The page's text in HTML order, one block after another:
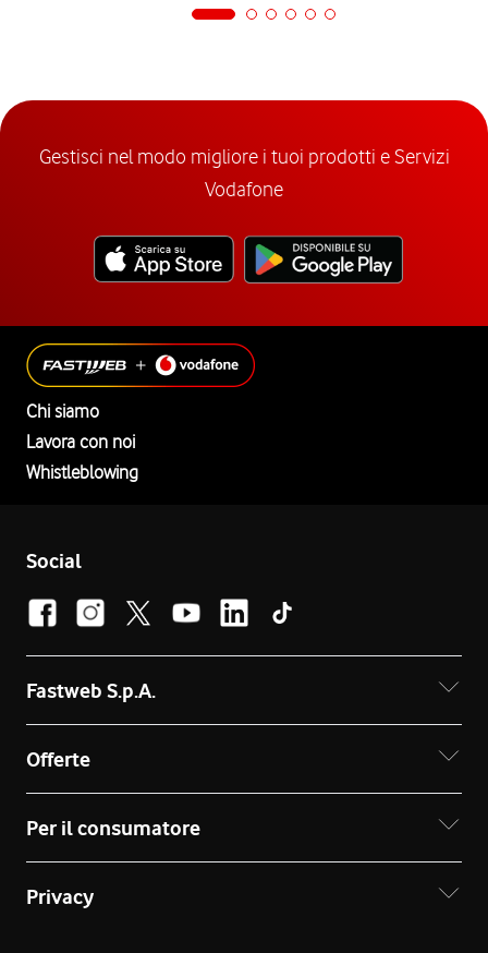
Gestisci nel modo migliore i tuoi prodotti e Servizi
Vodafone
Chi siamo
Lavora con noi
Whistleblowing
Social
Fastweb S.p.A.
Offerte
Per il consumatore
Privacy